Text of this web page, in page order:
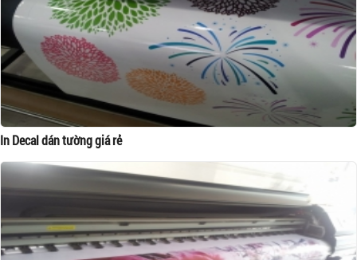
In Decal dán tường giá rẻ